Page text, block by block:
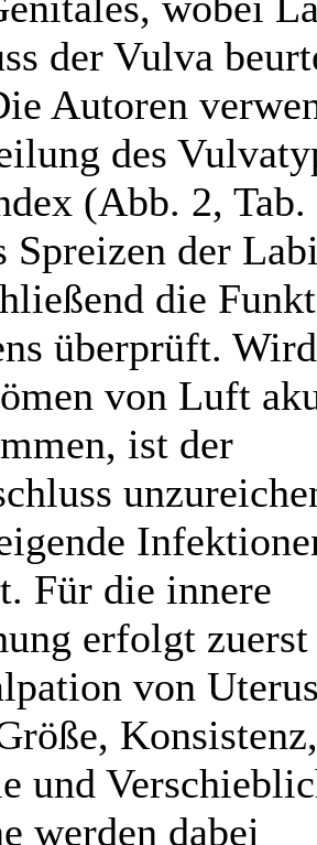
der Vulva
Autoren
des
(Abb. 2, Tab.
Spreizen der
die
überprüft.
von Luft
ist der
Für die innere
erfolgt
von
Konsistenz,
und
werden dabei